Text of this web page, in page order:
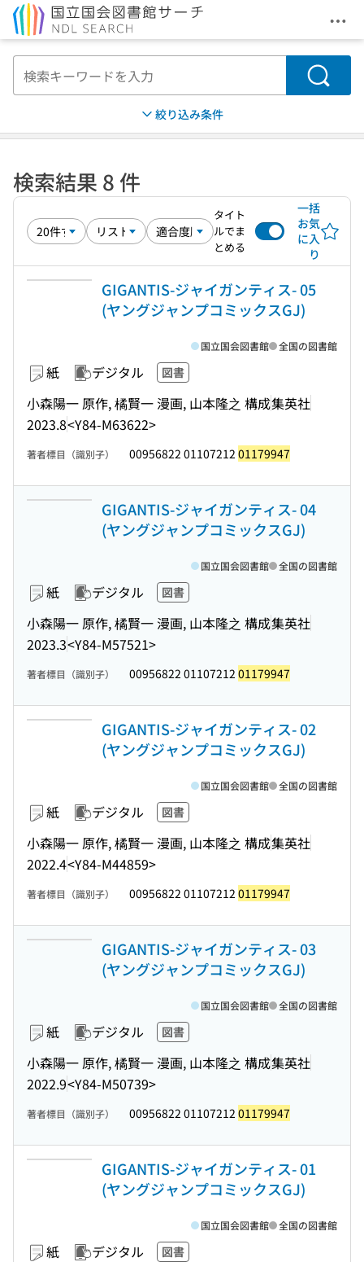
メ
検索
絞り込み条件
検索結果 8 件
タイト
ルでま
とめる
一括
お気
に入
り
GIGANTIS-ジャイガンティス- 05
(ヤングジャンプコミックスGJ)
紙 デジタル 図書
小森陽一 原作, 橘賢一 漫画, 山本隆之 構成集英社
2023.8<Y84-M63622>
国立国会図書館 全国の図書館
著者標目（識別子） 00956822 01107212 01179947
GIGANTIS-ジャイガンティス- 04
(ヤングジャンプコミックスGJ)
紙 デジタル 図書
小森陽一 原作, 橘賢一 漫画, 山本隆之 構成集英社
2023.3<Y84-M57521>
国立国会図書館 全国の図書館
著者標目（識別子） 00956822 01107212 01179947
GIGANTIS-ジャイガンティス- 02
(ヤングジャンプコミックスGJ)
紙 デジタル 図書
小森陽一 原作, 橘賢一 漫画, 山本隆之 構成集英社
2022.4<Y84-M44859>
国立国会図書館 全国の図書館
著者標目（識別子） 00956822 01107212 01179947
GIGANTIS-ジャイガンティス- 03
(ヤングジャンプコミックスGJ)
紙 デジタル 図書
小森陽一 原作, 橘賢一 漫画, 山本隆之 構成集英社
2022.9<Y84-M50739>
国立国会図書館 全国の図書館
著者標目（識別子） 00956822 01107212 01179947
GIGANTIS-ジャイガンティス- 01
(ヤングジャンプコミックスGJ)
紙 デジタル 図書
国立国会図書館 全国の図書館